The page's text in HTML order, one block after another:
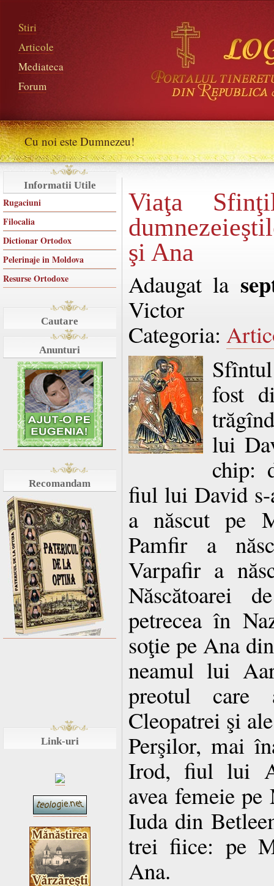
Stiri
Articole
Mediateca
Forum
Cu noi este Dumnezeu!
Informatii Utile
Rugaciuni
Filocalia
Dictionar Ortodox
Pelerinaje in Moldova
Resurse Ortodoxe
Cautare
Anunturi
Recomandam
Link-uri
Viaţa
şi Ana
Adaugat la
Victor
Categoria:
fost
lui
chip:
fiul lui David
a născut pe
Pamfir a
Varpafir a
Născătoarei
petrecea în
soţie pe Ana
neamul lui
preotul
Cleopatrei şi
Perşilor, mai
Irod, fiul lui
avea femeie
Iuda din
trei fiice: pe
Ana.